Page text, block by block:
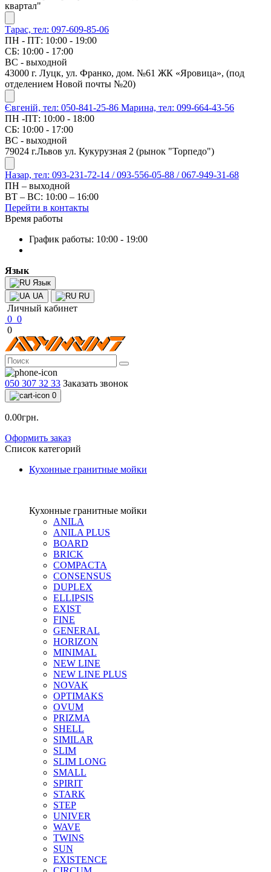
квартал"
Тарас, тел: 097-609-85-06
ПН - ПТ: 10:00 - 19:00
СБ: 10:00 - 17:00
ВС - выходной
43000 г. Луцк, ул. Франко, дом. №61 ЖК «Яровица», (под
отделением Новой почты №20)
Євгеній, тел: 050-841-25-86 Марина, тел: 099-664-43-56
ПН -ПТ: 10:00 - 18:00
СБ: 10:00 - 17:00
ВС - выходной
79024 г.Львов ул. Кукурузная 2 (рынок "Торпедо")
Назар, тел: 093-231-72-14 / 093-556-05-88 / 067-949-31-68
ПН – выходной
ВТ – ВС: 10:00 – 16:00
Перейти в контакты
Время работы
График работы: 10:00 - 19:00
Язык
Язык
UA
RU
Личный кабинет
0 0
0
050 307 32 33 Заказать звонок
0
0.00грн.
Оформить заказ
Список категорий
Кухонные гранитные мойки
Кухонные гранитные мойки
ANILA
ANILA PLUS
BOARD
BRICK
COMPACTA
CONSENSUS
DUPLEX
ELLIPSIS
EXIST
FINE
GENERAL
HORIZON
MINIMAL
NEW LINE
NEW LINE PLUS
NOVAK
OPTIMAKS
OVUM
PRIZMA
SHELL
SIMILAR
SLIM
SLIM LONG
SMALL
SPIRIT
STARK
STEP
UNIVER
WAVE
TWINS
SUN
EXISTENCE